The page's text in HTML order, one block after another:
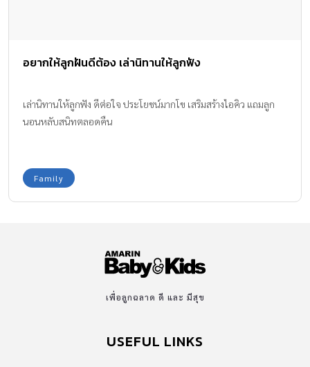
อยากให้ลูกฝันดีต้อง เล่านิทานให้ลูกฟัง
เล่านิทานให้ลูกฟัง ดีต่อใจ ประโยชน์มากโข เสริมสร้างไอคิว แถมลูก
นอนหลับสนิทตลอดคืน
Family
เพื่อลูกฉลาด ดี และ มีสุข
USEFUL LINKS